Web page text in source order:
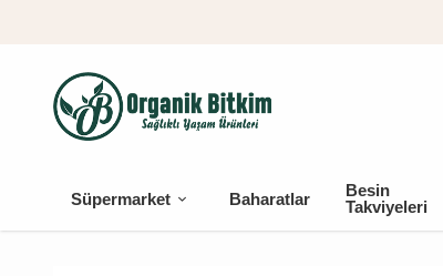
Süpermarket Baharatlar
Besin
Takviyeleri